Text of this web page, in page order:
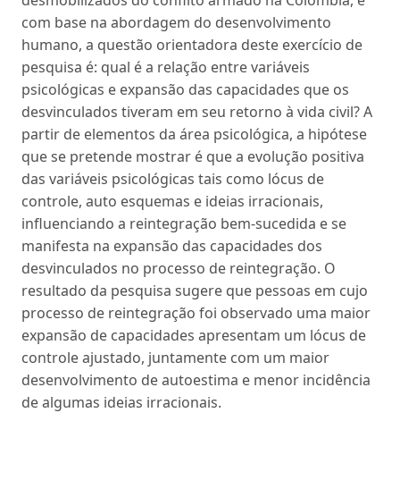
com base na abordagem do desenvolvimento
humano, a questão orientadora deste exercício de
pesquisa é: qual é a relação entre variáveis
psicológicas e expansão das capacidades que os
desvinculados tiveram em seu retorno à vida civil? A
partir de elementos da área psicológica, a hipótese
que se pretende mostrar é que a evolução positiva
das variáveis psicológicas tais como lócus de
controle, auto esquemas e ideias irracionais,
influenciando a reintegração bem-sucedida e se
manifesta na expansão das capacidades dos
desvinculados no processo de reintegração. O
resultado da pesquisa sugere que pessoas em cujo
processo de reintegração foi observado uma maior
expansão de capacidades apresentam um lócus de
controle ajustado, juntamente com um maior
desenvolvimento de autoestima e menor incidência
de algumas ideias irracionais.